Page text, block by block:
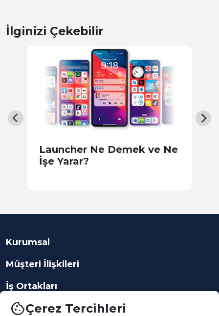
İlginizi Çekebilir
Launcher Ne Demek ve Ne
İşe Yarar?
Kurumsal
Müşteri İlişkileri
İş Ortakları
cookieÇerez Tercihleri